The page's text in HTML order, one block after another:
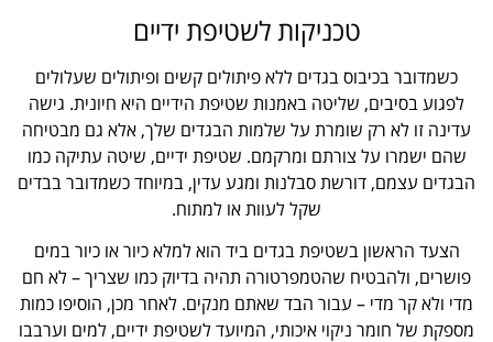
טכניקות לשטיפת ידיים
כשמדובר בכיבוס בגדים ללא פיתולים קשים ופיתולים שעלולים
לפגוע בסיבים, שליטה באמנות שטיפת הידיים היא חיונית. גישה
עדינה זו לא רק שומרת על שלמות הבגדים שלך, אלא גם מבטיחה
שהם ישמרו על צורתם ומרקמם. שטיפת ידיים, שיטה עתיקה כמו
הבגדים עצמם, דורשת סבלנות ומגע עדין, במיוחד כשמדובר בבדים
שקל לעוות או למתוח.
הצעד הראשון בשטיפת בגדים ביד הוא למלא כיור או כיור במים
פושרים, ולהבטיח שהטמפרטורה תהיה בדיוק כמו שצריך – לא חם
מדי ולא קר מדי – עבור הבד שאתם מנקים. לאחר מכן, הוסיפו כמות
מספקת של חומר ניקוי איכותי, המיועד לשטיפת ידיים, למים וערבבו